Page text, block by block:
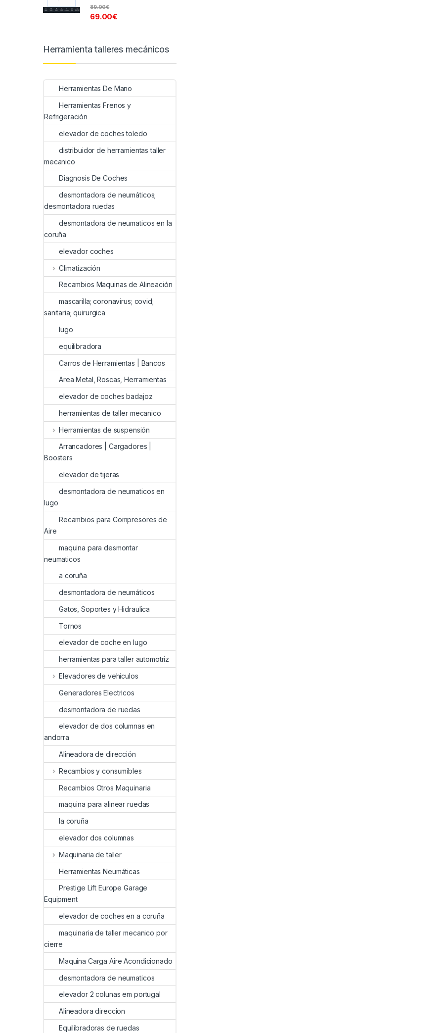
69.00€
89.00€
Herramienta talleres mecánicos
Herramientas De Mano
Herramientas Frenos y
Refrigeración
elevador de coches toledo
distribuidor de herramientas taller
mecanico
Diagnosis De Coches
desmontadora de neumáticos;
desmontadora ruedas
desmontadora de neumaticos en la
coruña
elevador coches
Climatización
Recambios Maquinas de Alineación
mascarilla; coronavirus; covid;
sanitaria; quirurgica
lugo
equilibradora
Carros de Herramientas | Bancos
Area Metal, Roscas, Herramientas
elevador de coches badajoz
herramientas de taller mecanico
Herramientas de suspensión
Arrancadores | Cargadores |
Boosters
elevador de tijeras
desmontadora de neumaticos en
lugo
Recambios para Compresores de
Aire
maquina para desmontar
neumaticos
a coruña
desmontadora de neumáticos
Gatos, Soportes y Hidraulica
Tornos
elevador de coche en lugo
herramientas para taller automotriz
Elevadores de vehículos
Generadores Electricos
desmontadora de ruedas
elevador de dos columnas en
andorra
Alineadora de dirección
Recambios y consumibles
Recambios Otros Maquinaria
maquina para alinear ruedas
la coruña
elevador dos columnas
Maquinaria de taller
Herramientas Neumáticas
Prestige Lift Europe Garage
Equipment
elevador de coches en a coruña
maquinaria de taller mecanico por
cierre
Maquina Carga Aire Acondicionado
desmontadora de neumaticos
elevador 2 colunas em portugal
Alineadora direccion
Equilibradoras de ruedas